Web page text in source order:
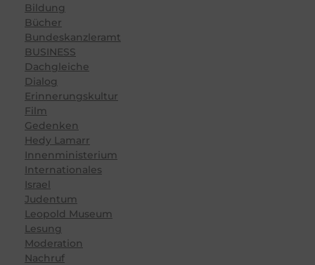
Bildung
Bücher
Bundeskanzleramt
BUSINESS
Dachgleiche
Dialog
Erinnerungskultur
Film
Gedenken
Hedy Lamarr
Innenministerium
Internationales
Israel
Judentum
Leopold Museum
Lesung
Moderation
Nachruf